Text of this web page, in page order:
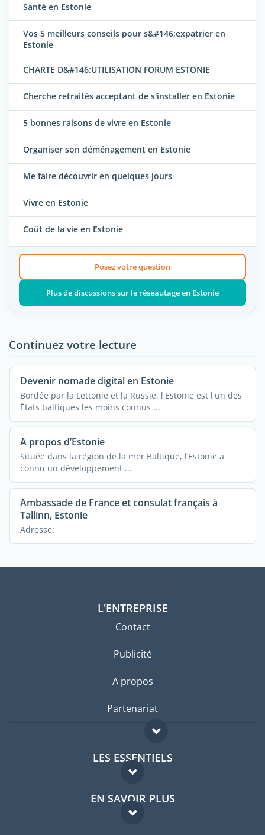
Santé en Estonie
Vos 5 meilleurs conseils pour s&#146;expatrier en
Estonie
CHARTE D&#146;UTILISATION FORUM ESTONIE
Cherche retraités acceptant de s'installer en Estonie
5 bonnes raisons de vivre en Estonie
Organiser son déménagement en Estonie
Me faire découvrir en quelques jours
Vivre en Estonie
Coût de la vie en Estonie
Posez votre question
Plus de discussions sur le réseautage en Estonie
Continuez votre lecture
Devenir nomade digital en Estonie
Bordée par la Lettonie et la Russie, l'Estonie est l'un des
États baltiques les moins connus ...
A propos d’Estonie
Située dans la région de la mer Baltique, l’Estonie a
connu un développement ...
Ambassade de France et consulat français à
Tallinn, Estonie
Adresse:
L'ENTREPRISE
Contact
Publicité
A propos
Partenariat
LES ESSENTIELS
Forum expatriés
Guides pays
EN SAVOIR PLUS
FAQ